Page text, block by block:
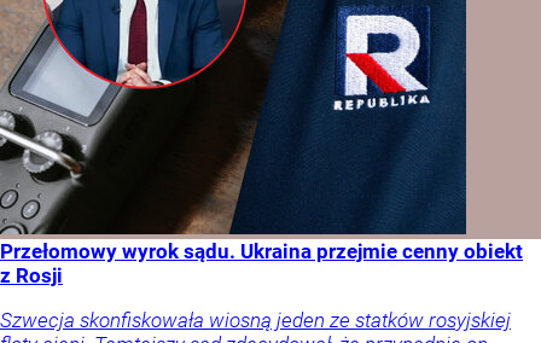
Przełomowy wyrok sądu. Ukraina przejmie cenny obiekt
z Rosji
Szwecja skonfiskowała wiosną jeden ze statków rosyjskiej